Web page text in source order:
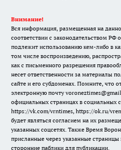
Внимание!
Вся информация, размещенная на
соответствии с законодательством РФ
подлежит использованию кем-либо в
том числе воспроизведению,
как с письменного разрешения
несет ответственности за материалы
сайте и его субдоменах. Помните, что
электронную почту
официальных страницах в социальных
https://vk.com/vrntimes, https://ok.ru/
будет являться согласием на их
указанных соцсетях. Также Время
присланные через указанные страницы
сторонние паблики для публикации.